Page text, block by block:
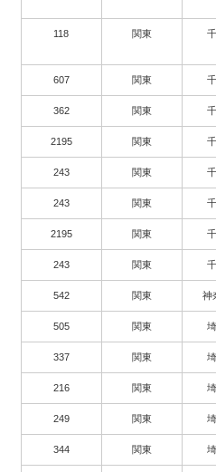
118 関東
607 関東
362 関東
2195 関東
243 関東
243 関東
2195 関東
243 関東
542 関東 神
505 関東
337 関東
216 関東
249 関東
344 関東